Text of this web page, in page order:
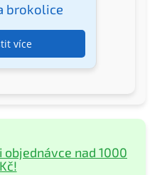
brokolice
více
nad 1000
Kč!